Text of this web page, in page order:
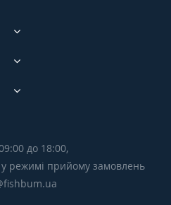
до 18:00,
режимі прийому замовлень